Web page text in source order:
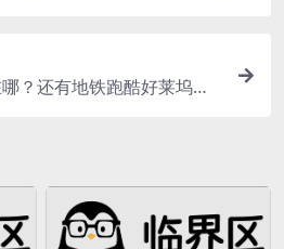
？还有地铁跑酷好莱坞及